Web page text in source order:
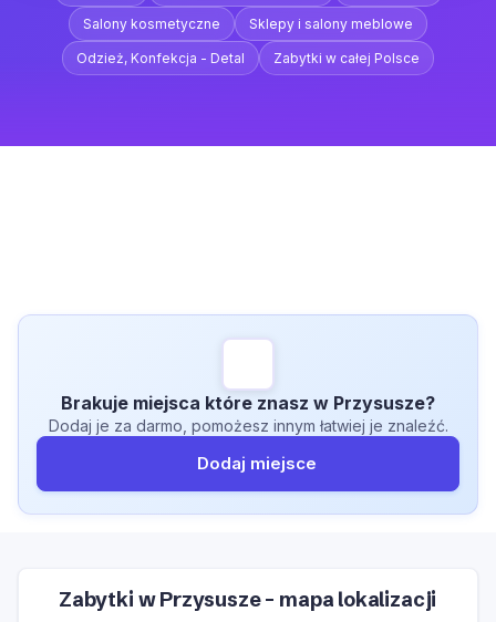
Salony kosmetyczne Sklepy i salony meblowe
Odzież, Konfekcja - Detal Zabytki w całej Polsce
Brakuje miejsca które znasz w Przysusze?
Dodaj je za darmo, pomożesz innym łatwiej je znaleźć.
Dodaj miejsce
Zabytki w Przysusze – mapa lokalizacji